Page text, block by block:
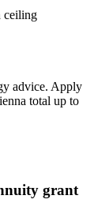
ceiling
advice. Apply
total up to
grant